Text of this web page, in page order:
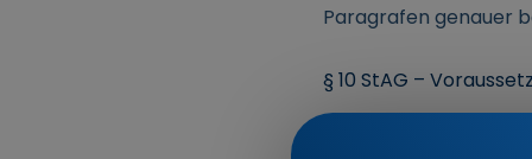
Paragrafen genauer
§ 10 StAG –
Nach§ 10 des